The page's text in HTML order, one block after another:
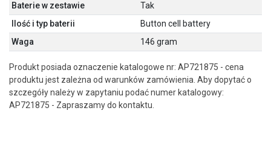
Baterie w zestawie
Tak
Ilość i typ baterii
Button cell battery
Waga
146 gram
Produkt posiada oznaczenie katalogowe nr: AP721875 - cena
produktu jest zależna od warunków zamówienia. Aby dopytać o
szczegóły należy w zapytaniu podać numer katalogowy:
AP721875 - Zapraszamy do kontaktu.